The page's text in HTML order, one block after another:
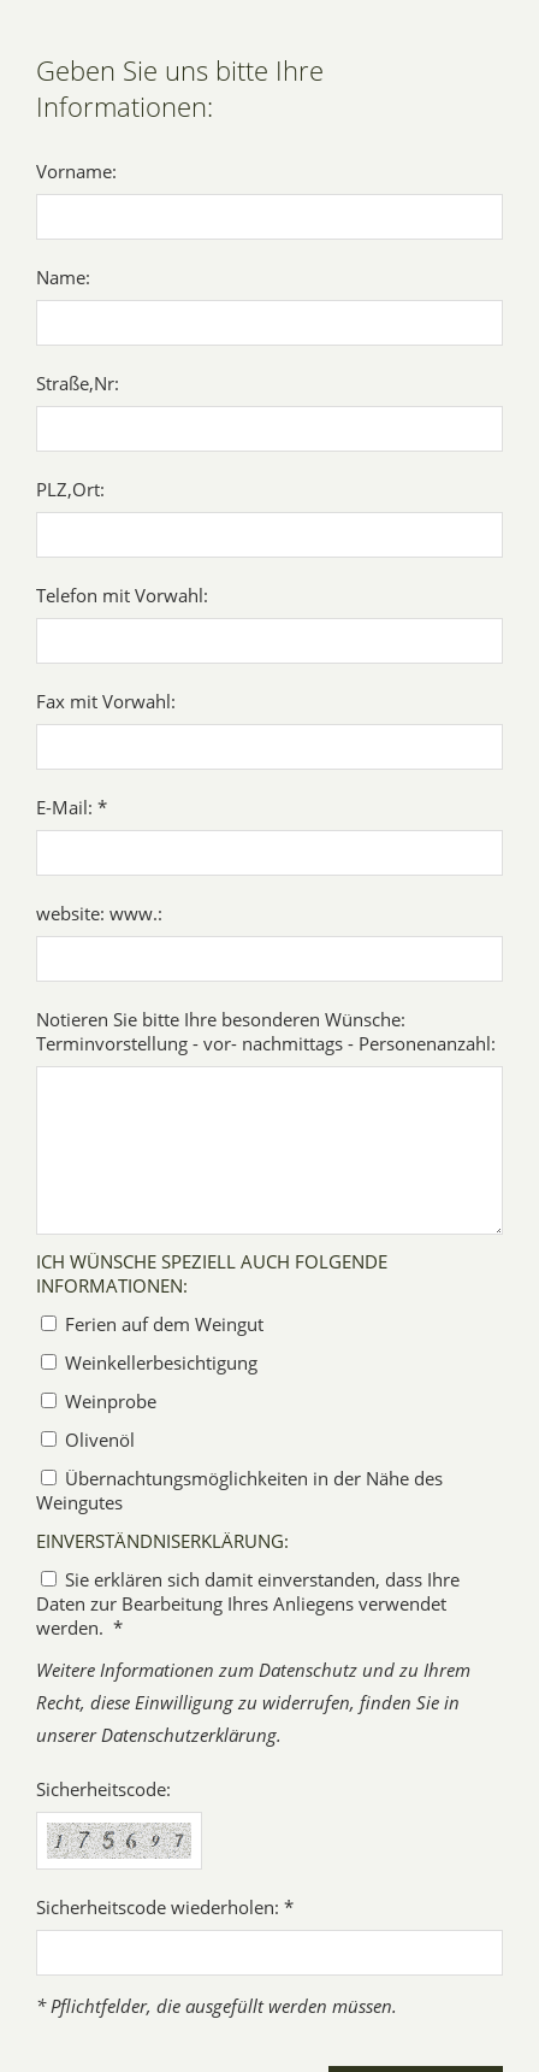
Geben Sie uns bitte Ihre
Informationen:
Vorname:
Name:
Straße,Nr:
PLZ,Ort:
Telefon mit Vorwahl:
Fax mit Vorwahl:
E-Mail: *
website: www.:
Notieren Sie bitte Ihre besonderen Wünsche:
Terminvorstellung - vor- nachmittags - Personenanzahl:
ICH WÜNSCHE SPEZIELL AUCH FOLGENDE
INFORMATIONEN:
Ferien auf dem Weingut
Weinkellerbesichtigung
Weinprobe
Olivenöl
Übernachtungsmöglichkeiten in der Nähe des
Weingutes
EINVERSTÄNDNISERKLÄRUNG:
Sie erklären sich damit einverstanden, dass Ihre
Daten zur Bearbeitung Ihres Anliegens verwendet
werden. *
Weitere Informationen zum Datenschutz und zu Ihrem
Recht, diese Einwilligung zu widerrufen, finden Sie in
unserer Datenschutzerklärung.
Sicherheitscode:
Sicherheitscode wiederholen: *
* Pflichtfelder, die ausgefüllt werden müssen.